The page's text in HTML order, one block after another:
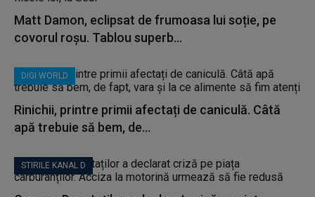
Matt Damon, eclipsat de frumoasa lui soție, pe
covorul roșu. Tablou superb...
DIGI WORLD
Rinichii, printre primii afectați de caniculă. Câtă
apă trebuie să bem, de...
STIRILE KANAL D